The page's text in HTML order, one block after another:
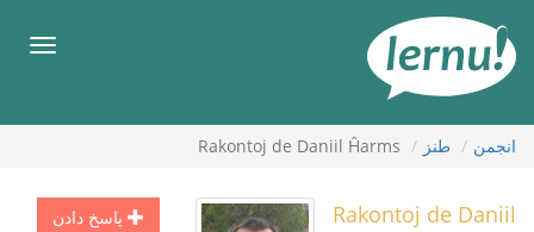
محتوا
انجمن طنز Rakontoj de Daniil Ĥarms
پاسخ دادن
Rakontoj de Daniil